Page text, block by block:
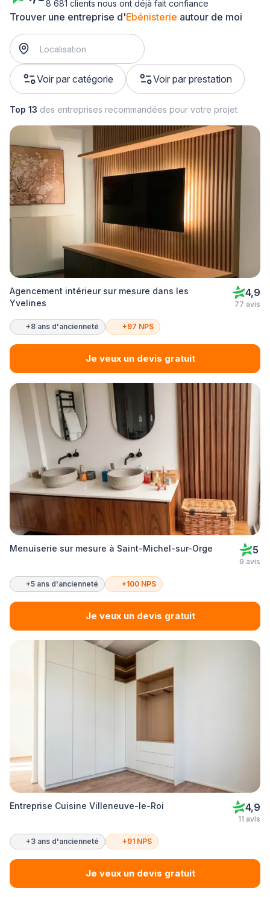
Trouver une entreprise d'Ebénisterie autour de moi
Voir par catégorie Voir par prestation
8 681 clients nous ont déjà fait confiance
Top 13 des entreprises recommandées pour votre projet
Agencement intérieur sur mesure dans les
Yvelines
4,9
77 avis
+8 ans d'ancienneté +97 NPS
Je veux un devis gratuit
Menuiserie sur mesure à Saint-Michel-sur-Orge 5
9 avis
+5 ans d'ancienneté +100 NPS
Je veux un devis gratuit
Entreprise Cuisine Villeneuve-le-Roi 4,9
11 avis
+3 ans d'ancienneté +91 NPS
Je veux un devis gratuit